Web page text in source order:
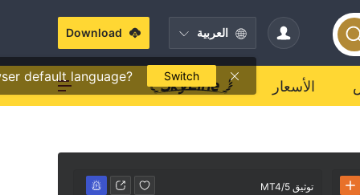
العربية
default language? Switch
Download
الأسعار
توثيق MT4/5